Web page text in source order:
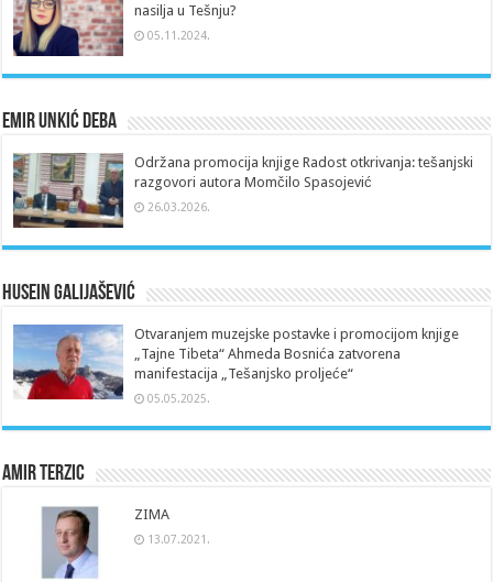
nasilja u Tešnju?
05.11.2024.
Emir Unkić Deba
Održana promocija knjige Radost otkrivanja: tešanjski
razgovori autora Momčilo Spasojević
26.03.2026.
Husein Galijašević
Otvaranjem muzejske postavke i promocijom knjige
„Tajne Tibeta“ Ahmeda Bosnića zatvorena
manifestacija „Tešanjsko proljeće“
05.05.2025.
Amir Terzic
ZIMA
13.07.2021.